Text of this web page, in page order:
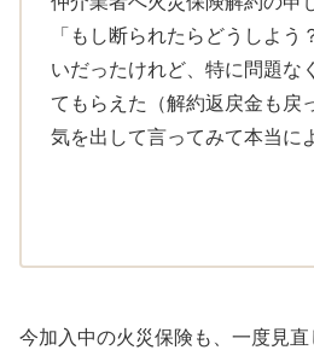
「もし断られたらどうしよう
いだったけれど、特に問題な
てもらえた（解約返戻金も戻
気を出して言ってみて本当に
今加入中の火災保険も、一度見